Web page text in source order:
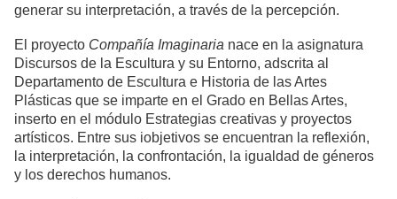
generar su interpretación, a través de la percepción.
El proyecto Compañía Imaginaria nace en la asignatura
Discursos de la Escultura y su Entorno, adscrita al
Departamento de Escultura e Historia de las Artes
Plásticas que se imparte en el Grado en Bellas Artes,
inserto en el módulo Estrategias creativas y proyectos
artísticos. Entre sus iobjetivos se encuentran la reflexión,
la interpretación, la confrontación, la igualdad de géneros
y los derechos humanos.